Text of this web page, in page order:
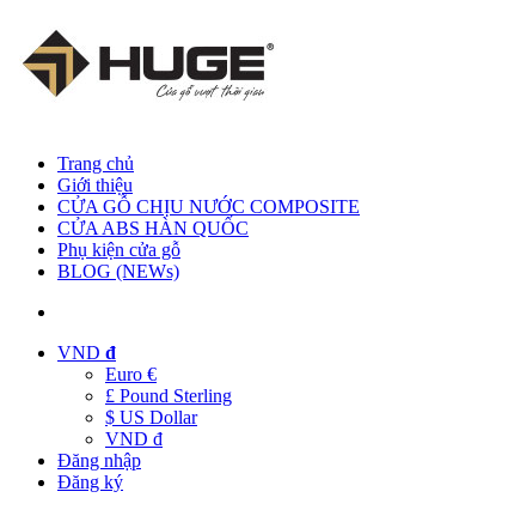
Trang chủ
Giới thiệu
CỬA GỖ CHỊU NƯỚC COMPOSITE
CỬA ABS HÀN QUỐC
Phụ kiện cửa gỗ
BLOG (NEWs)
VND đ
Euro €
£ Pound Sterling
$ US Dollar
VND đ
Đăng nhập
Đăng ký